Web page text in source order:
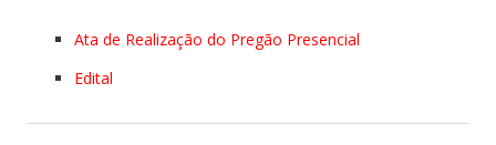
Ata de Realização do Pregão Presencial
Edital